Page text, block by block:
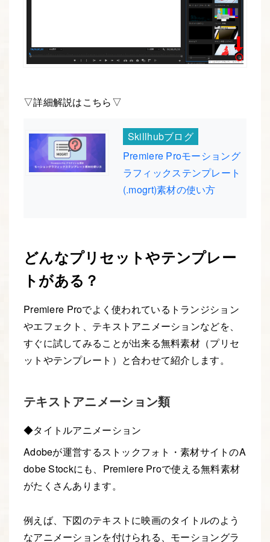
▽詳細解説はこちら▽
Skillhubブログ
Premiere Proモーショング
ラフィックステンプレート
(.mogrt)素材の使い方
どんなプリセットやテンプレー
トがある？
Premiere Proでよく使われているトランジション
やエフェクト、テキストアニメーションなどを、
すぐに試してみることが出来る無料素材（プリセ
ットやテンプレート）と合わせて紹介します。
テキストアニメーション類
◆タイトルアニメーション
Adobeが運営するストックフォト・素材サイトのA
dobe Stockにも、Premiere Proで使える無料素材
がたくさんあります。
例えば、下図のテキストに映画のタイトルのよう
なアニメーションを付けられる、モーショングラ